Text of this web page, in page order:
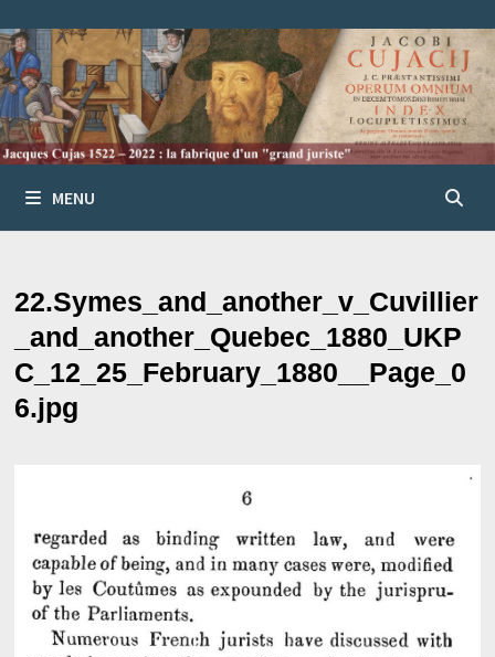
au
contenu
MENU
22.Symes_and_another_v_Cuvillier
_and_another_Quebec_1880_UKP
C_12_25_February_1880__Page_0
6.jpg